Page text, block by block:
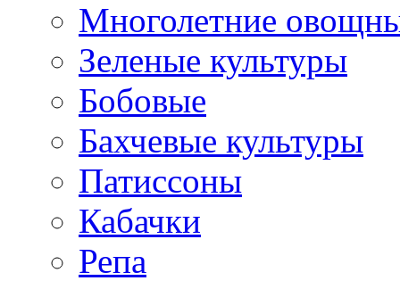
Многолетние
Зеленые культуры
Бобовые
Бахчевые культуры
Патиссоны
Кабачки
Репа